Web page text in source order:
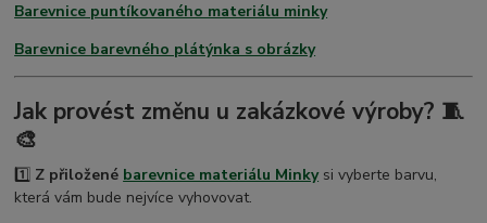
Barevnice puntíkovaného materiálu minky
Barevnice barevného plátýnka s obrázky
Jak provést změnu u zakázkové výroby? 🧵
🎨
1️⃣ Z přiložené barevnice materiálu Minkysi vyberte barvu,
která vám bude nejvíce vyhovovat.